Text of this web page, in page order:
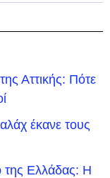
Αττικής: Πότε
έκανε τους
της Ελλάδας: Η